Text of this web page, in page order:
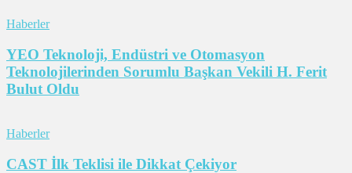
Haberler
YEO Teknoloji, Endüstri ve Otomasyon
Teknolojilerinden Sorumlu Başkan Vekili H. Ferit
Bulut Oldu
Haberler
CAST İlk Teklisi ile Dikkat Çekiyor